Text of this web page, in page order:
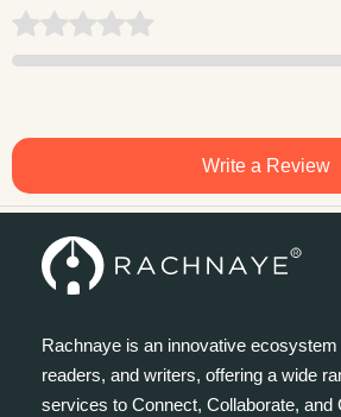
Write a Review
Rachnaye is an innovative
readers, and writers, offering a wide
services to Connect, Collaborate, and